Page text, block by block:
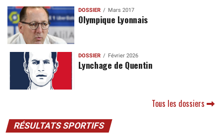
DOSSIER Mars 2017
Olympique Lyonnais
DOSSIER Février 2026
Lynchage de Quentin
Tous les dossiers
RÉSULTATS SPORTIFS